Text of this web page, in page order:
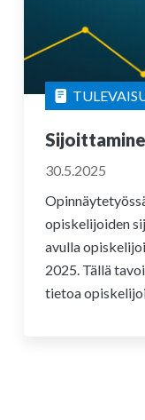
30.5.2025
opiskelijoiden
avulla
2025. Tällä
tietoa